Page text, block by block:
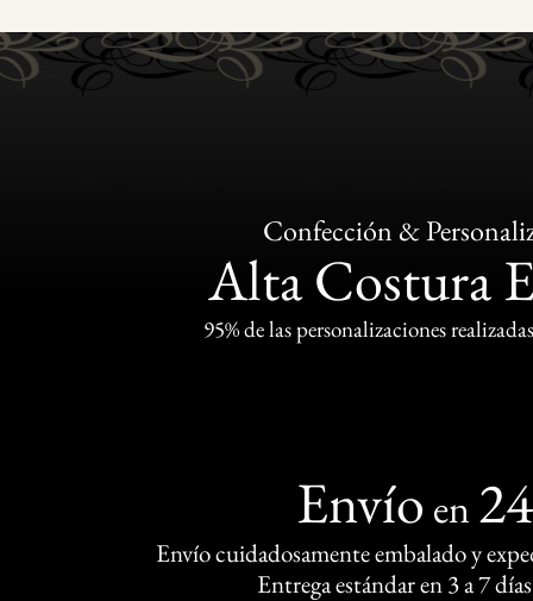
Confección &
Alta Costura
95% de las personalizaciones
Envío en
Envío cuidadosamente embalado y
Entrega estándar en 3 a 7